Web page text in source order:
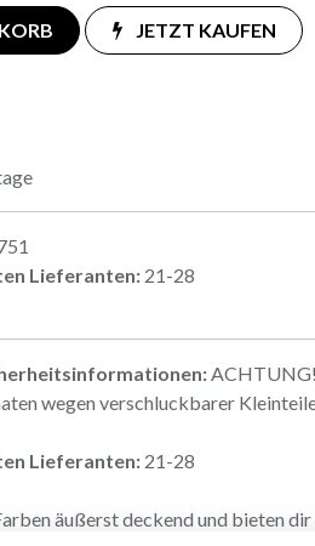
JETZT KAUFEN
Lieferanten: 21-28
wegen verschluckbarer
Lieferanten: 21-28
äußerst deckend und bieten